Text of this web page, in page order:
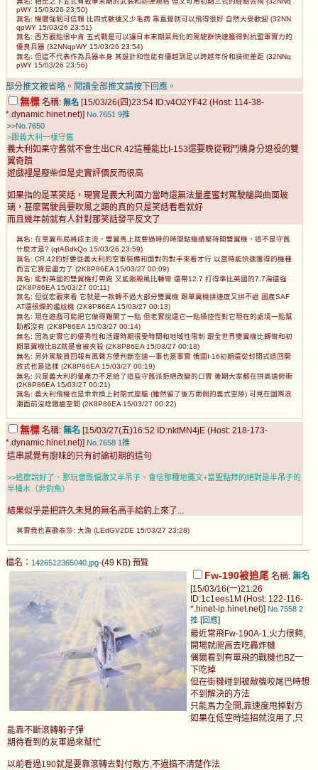
pWY 15/03/26 23:50)
無名: 機體強韌可信賴 比四式敏捷又少毛病 靠直覺就可以飛得很好 自然大受歡迎 (32NN
qpWY 15/03/26 23:51)
無名: 西方觀點很中肯 五式戰是可以讓日本末期菜鳥化的駕駛群快速獲得對抗盟軍實力的
優良兵器 (32NNqpWY 15/03/26 23:54)
無名: 但這不代表作為兵器本身 其設計和性能有優越到足以跨越年份和技術差距 (32NNq
pWY 15/03/26 23:56)
部分推文被省略。閱讀全部推文請按下回應。
無標 名稱: 無名 [15/03/26(四)23:54 ID:v4O2YF42 (Host: 114-38-
*.dynamic.hinet.net)] No.7651 9推
>>No.7650
>跟義大利一樣守舊
義大利如果守舊就不會生出CR.42這種能比I-153還要晚從戰鬥機身分退役的雙
翼奇蹟
遊戲裡是廢柴但是史實評價反而很高
如果指的是某笑話，現實是義大利國力當時還無法量產蜜封駕駛艙與曲面玻
璃，甚麼駕駛員要吹風之類的真的只是笑話看看就好
而且幾年前就有人針對那笑話發平反文了
無名: 在單翼布局將成主流，雙翼馬上就要過時的時間點繼續堅持開雙翼機，這不是守舊
什麼才是? (qtABdkQo 15/03/26 23:59)
無名: CR.42的好要從義大利的空軍裝備和面對的對手來看才行 以當時能快速獲得的機種
而言它算是盡力了 (2K8P86EA 15/03/27 00:09)
無名: 能對英國的雙翼機打帶跑 又能跟颶風比轉彎 還帶12.7 打得準比英國的7.7海還強
(2K8P86EA 15/03/27 00:11)
無名: 但從宏觀來看 它就是一款轉不過大部分雙翼機 跟單翼機拼速度又拼不過 國產SAF
AT還很爛的尷尬機 (2K8P86EA 15/03/27 00:13)
無名: 現在遊戲可能把它做得難開了一點 但老實說還它一點操控性對它現在的處境一點幫
助都沒有 (2K8P86EA 15/03/27 00:14)
無名: 因為史實它的優秀性和活躍時期很受時間和地域性限制 跟全世界雙翼機比轉彎和初
期單翼機比BZ就是會被夾殺 (2K8P86EA 15/03/27 00:18)
無名: 另外駕駛員回報有風聲方便判斷空速一事也是事實 俄國I-16初期還從封閉式退回開
放式也是這樣 (2K8P86EA 15/03/27 00:19)
無名: 只是義大利的量產力不足給了這些守舊派拒絕改變的口實 後期大家都在拼高速俯衝
(2K8P86EA 15/03/27 00:21)
無名: 義大利飛機也是乖乖換上封閉式座艙 (雖然留了後方兩側的義式空隙) 可見在國際浪
潮面前沒啥鐵齒空間 (2K8P86EA 15/03/27 00:22)
無標 名稱: 無名 [15/03/27(五)16:52 ID:nktMN4jE (Host: 218-173-
*.dynamic.hinet.net)] No.7658 1推
這串感覺有廚味的只有討論初期的這句
>>這麼說好了、那玩意既偏激又半吊子、會信那種地攤文+當聖點拜的絕對是半吊子的
半桶水（非釣魚）
結果似乎是把許久未見的無名高手給釣上來了...
其實我也喜歡泰莎: 大漁 (LEdGV2DE 15/03/27 23:28)
檔名： 1426512365040.jpg-(49 KB) 預覽
Fw-190被追尾 名稱: 無名
[15/03/16(一)21:26
ID:1c1ees1M (Host: 122-116-
*.hinet-ip.hinet.net)] No.7558 2
推 [回應]
最近常飛Fw-190A-1,火力很夠,
開場就爬高去吃轟炸機
偶爾看到有單飛的戰機也BZ一
下吃掉
但在街機碰到被敵機咬尾巴時想
不到解決的方法
只能馬力全開,靠速度甩掉對方
如果在低空時這招就沒用了,只
能靠不斷滾轉躲子彈
期待看到的友軍過來幫忙
以前看過190就是要靠滾轉去對付敵方,不過搞不清楚作法